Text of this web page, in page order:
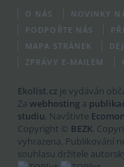
O NÁS NOVINKY
PODPOŘTE NÁS
MAPA STRÁNEK
ZPRÁVY E-MAILEM
Ekolist.cz je vydáván
Za webhosting a
studiu. Navštivte
Copyright © BEZK.
vyhrazena. Publikování
souhlasu držitele